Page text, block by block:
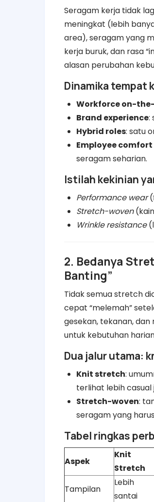
Seragam kerja tidak
meningkat (lebih
area), seragam yang
kerja buruk, dan rasa
alasan perubahan
Dinamika tempat
Workforce on-
Brand experience:
Hybrid roles: satu
Employee comfort
seragam seharian.
Istilah kekinian
Performance wear
Stretch-woven
Wrinkle resistance
2. Bedanya
Banting”
Tidak semua stretch
cepat “melemah”
gesekan, tekanan,
untuk kebutuhan
Dua jalur utama:
Knit stretch:
terlihat lebih casual
Stretch-woven:
seragam yang
Tabel ringkas
Aspek
Knit
Stretch
Tampilan
Lebih
santai